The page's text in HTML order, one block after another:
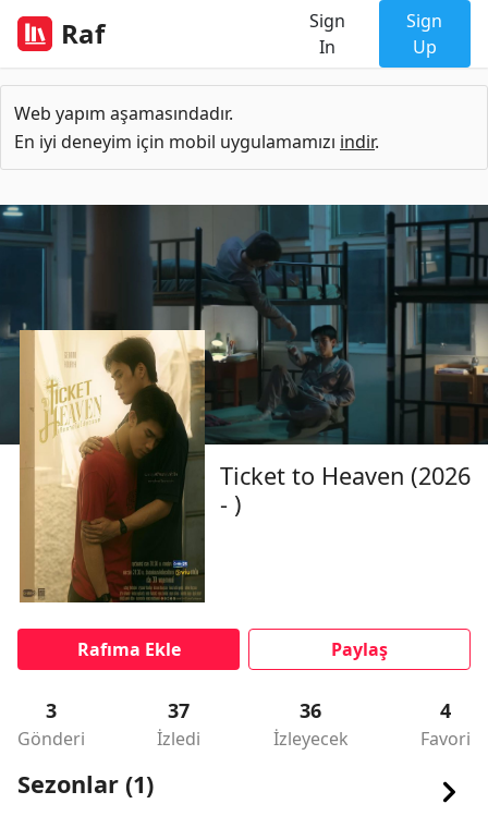
Raf
Sign
In
Sign
Up
Web yapım aşamasındadır.
En iyi deneyim için mobil uygulamamızı indir.
Ticket to Heaven (2026
- )
Rafıma Ekle Paylaş
3
Gönderi
37
İzledi
36
İzleyecek
4
Favori
Sezonlar (1)